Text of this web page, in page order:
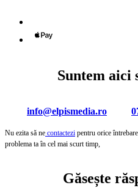
Suntem aici
info@elpismedia.ro
Nu ezita să ne contactezi pentru orice
problema ta în cel mai scurt timp,
Găsește